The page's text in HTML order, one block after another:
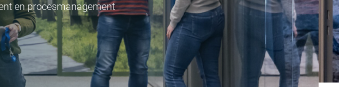
en procesmanagement